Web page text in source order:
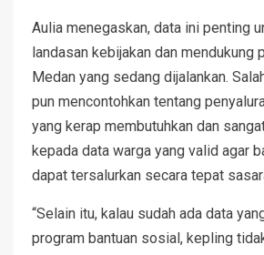
Aulia menegaskan, data ini penting
landasan kebijakan dan mendukung
Medan yang sedang dijalankan.
pun mencontohkan tentang
yang kerap membutuhkan dan
kepada data warga yang valid agar
dapat tersalurkan secara tepat
“Selain itu, kalau sudah ada data
program bantuan sosial, kepling